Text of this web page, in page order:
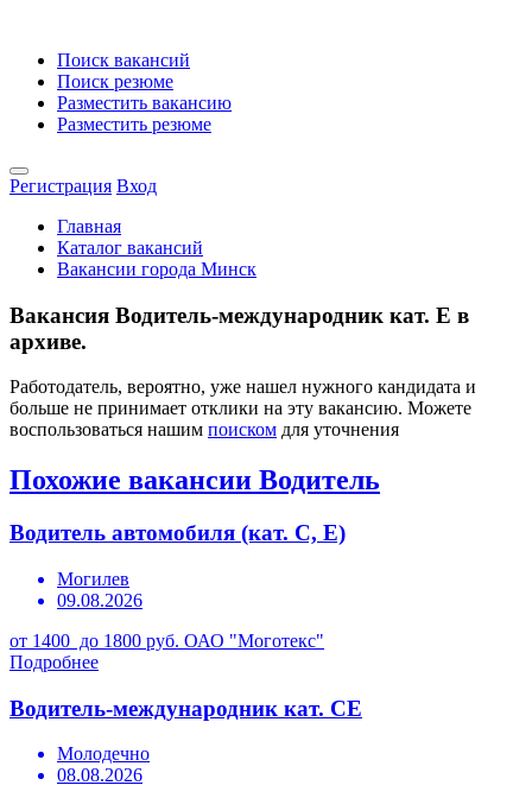
Поиск вакансий
Поиск резюме
Разместить вакансию
Разместить резюме
Регистрация Вход
Главная
Каталог вакансий
Вакансии города Минск
Вакансия Водитель-международник кат. Е в
архиве.
Работодатель, вероятно, уже нашел нужного кандидата и
больше не принимает отклики на эту вакансию. Можете
воспользоваться нашим поиском для уточнения
Похожие вакансии Водитель
Водитель автомобиля (кат. С, Е)
Могилев
09.08.2026
от 1400 до 1800 руб. ОАО "Моготекс"
Подробнее
Водитель-международник кат. СЕ
Молодечно
08.08.2026